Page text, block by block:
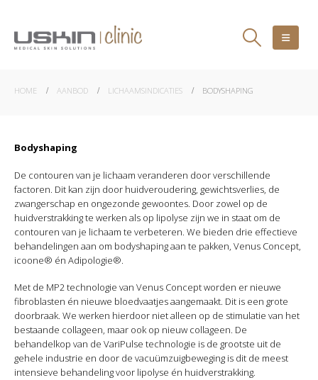
HOME AANBOD LICHAAMSINDICATIES BODYSHAPING
Bodyshaping
De contouren van je lichaam veranderen door verschillende
factoren. Dit kan zijn door huidveroudering, gewichtsverlies, de
zwangerschap en ongezonde gewoontes. Door zowel op de
huidverstrakking te werken als op lipolyse zijn we in staat om de
contouren van je lichaam te verbeteren. We bieden drie effectieve
behandelingen aan om bodyshaping aan te pakken, Venus Concept,
icoone® én Adipologie®.
Met de MP2 technologie van Venus Concept worden er nieuwe
fibroblasten én nieuwe bloedvaatjes aangemaakt. Dit is een grote
doorbraak. We werken hierdoor niet alleen op de stimulatie van het
bestaande collageen, maar ook op nieuw collageen. De
behandelkop van de VariPulse technologie is de grootste uit de
gehele industrie en door de vacuümzuigbeweging is dit de meest
intensieve behandeling voor lipolyse én huidverstrakking.